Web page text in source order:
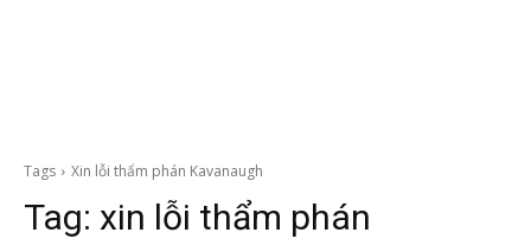
Tags Xin lỗi thẩm phán Kavanaugh
Tag: xin lỗi thẩm phán